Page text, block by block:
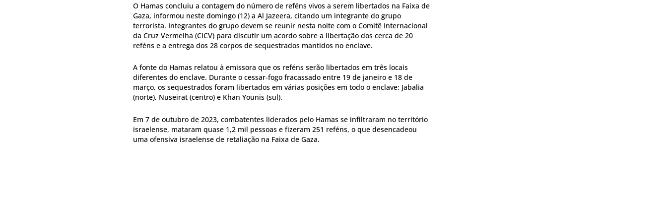
O Hamas concluiu a contagem do número de reféns vivos a serem libertados na Faixa de
Gaza, informou neste domingo (12) a Al Jazeera, citando um integrante do grupo
terrorista. Integrantes do grupo devem se reunir nesta noite com o Comitê Internacional
da Cruz Vermelha (CICV) para discutir um acordo sobre a libertação dos cerca de 20
reféns e a entrega dos 28 corpos de sequestrados mantidos no enclave.
A fonte do Hamas relatou à emissora que os reféns serão libertados em três locais
diferentes do enclave. Durante o cessar-fogo fracassado entre 19 de janeiro e 18 de
março, os sequestrados foram libertados em várias posições em todo o enclave: Jabalia
(norte), Nuseirat (centro) e Khan Younis (sul).
Em 7 de outubro de 2023, combatentes liderados pelo Hamas se infiltraram no território
israelense, mataram quase 1,2 mil pessoas e fizeram 251 reféns, o que desencadeou
uma ofensiva israelense de retaliação na Faixa de Gaza.